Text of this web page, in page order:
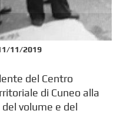
11/2019
del Centro
di Cuneo alla
volume e del